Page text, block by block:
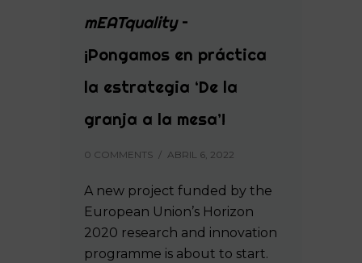
mEATquality–
¡Pongamos en práctica
la estrategia ‘De la
granja a la mesa’!
0 COMMENTS / ABRIL 6, 2022
A new project funded by the
European Union’s Horizon
2020 research and innovation
programme is about to start.